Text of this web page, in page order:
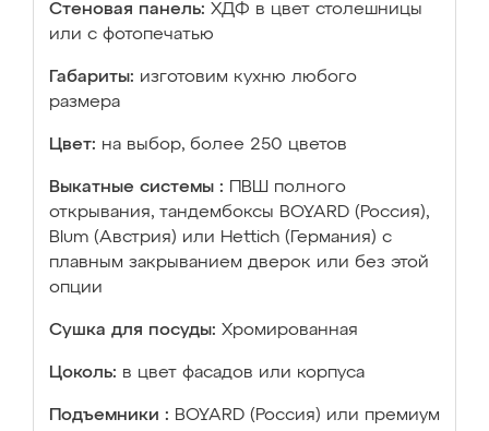
Стеновая панель: ХДФ в цвет столешницы
или с фотопечатью
Габариты: изготовим кухню любого
размера
Цвет: на выбор, более 250 цветов
Выкатные системы :
ПВШ полного
открывания, тандембоксы BOYARD (Россия),
Blum (Австрия) или Hettich (Германия) с
плавным закрыванием дверок или без этой
опции
Сушка для посуды: Хромированная
Цоколь: в цвет фасадов или корпуса
Подъемники : BOYARD (Россия) или премиум